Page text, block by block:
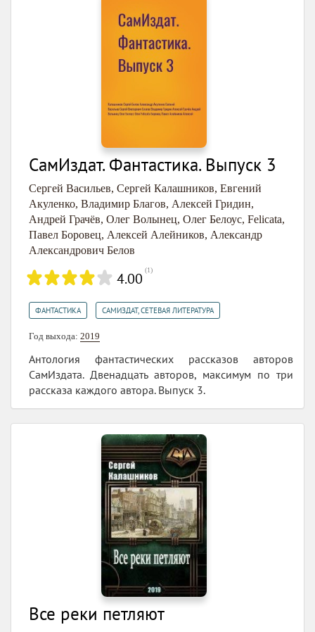
СамИздат. Фантастика. Выпуск 3
Сергей Васильев, Сергей Калашников, Евгений
Акуленко, Владимир Благов, Алексей Гридин,
Андрей Грачёв, Олег Волынец, Олег Белоус, Felicata,
Павел Боровец, Алексей Алейников, Александр
Александрович Белов
4.00 (1)
ФАНТАСТИКА САМИЗДАТ, СЕТЕВАЯ ЛИТЕРАТУРА
Год выхода: 2019
Антология фантастических рассказов авторов
СамИздата. Двенадцать авторов, максимум по три
рассказа каждого автора. Выпуск 3.
Все реки петляют